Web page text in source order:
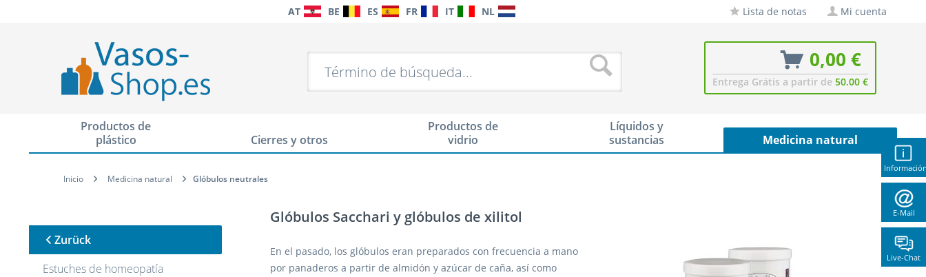
E-Mail
Live-Chat
AT BE ES FR IT NL Lista de notas Mi cuenta
0,00 €
Entrega Grátis a partir de 50.00 €
Productos de
plástico
Cierres y otros
Productos de
vidrio
Líquidos y
sustancias
Medicina natural
Inicio Medicina natural Glóbulos neutrales
Zurück
Estuches de homeopatía
Glóbulos Sacchari y glóbulos de xilitol
En el pasado, los glóbulos eran preparados con frecuencia a mano
por panaderos a partir de almidón y azúcar de caña, así como